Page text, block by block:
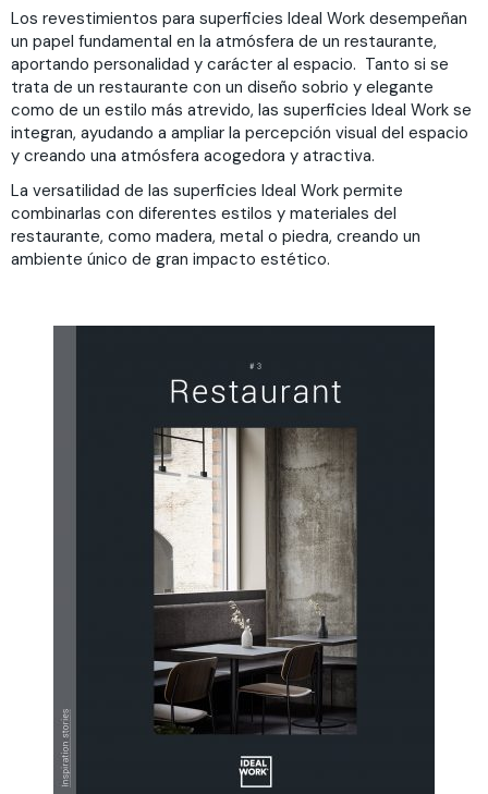
Los revestimientos para superficies Ideal Work desempeñan
un papel fundamental en la atmósfera de un restaurante,
aportando personalidad y carácter al espacio. Tanto si se
trata de un restaurante con un diseño sobrio y elegante
como de un estilo más atrevido, las superficies Ideal Work se
integran, ayudando a ampliar la percepción visual del espacio
y creando una atmósfera acogedora y atractiva.
La versatilidad de las superficies Ideal Work permite
combinarlas con diferentes estilos y materiales del
restaurante, como madera, metal o piedra, creando un
ambiente único de gran impacto estético.